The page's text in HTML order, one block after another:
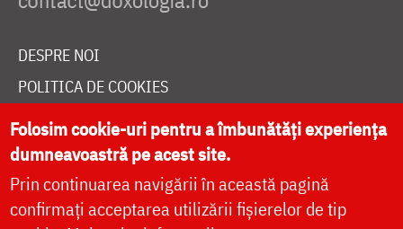
DESPRE NOI
POLITICA DE COOKIES
DONEAZĂ ONLINE PENTRU CATEDRALA NAȚIONALĂ
LIVE
Folosim cookie-uri pentru a îmbunătăți experiența
dumneavoastră pe acest site.
Prin continuarea navigării în această pagină
confirmați acceptarea utilizării fișierelor de tip